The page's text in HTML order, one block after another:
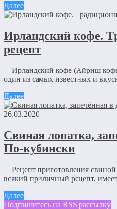
Далее
Ирландский кофе.
рецепт
Ирландский кофе (Айриш
один из самых известных и
Далее
26.03.2020
Свиная лопатка,
По-кубински
Рецепт приготовления
всякий приличный рецепт,
Далее
Подпишитесь на RSS рассылку